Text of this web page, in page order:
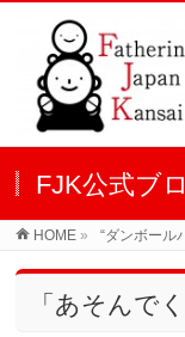
FJK公式ブ
HOME » “ダンボール
「あそんで